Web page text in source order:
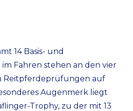
14 Basis- und
Fahren stehen an den vier
Reitpferdeprüfungen auf
Augenmerk liegt
Trophy, zu der mit 13